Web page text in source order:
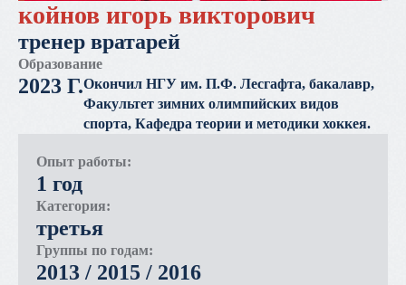
койнов игорь викторович
тренер вратарей
Образование
2023 Г.Окончил НГУ им. П.Ф. Лесгафта, бакалавр,
Факультет зимних олимпийских видов
спорта, Кафедра теории и методики хоккея.
Опыт работы:
1 год
Категория:
третья
Группы по годам:
2013 / 2015 / 2016